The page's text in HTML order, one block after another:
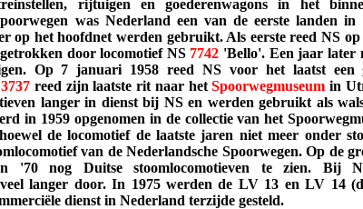
rijtuigen en goederenwagons in het
was Nederland een van de eerste landen
op het hoofdnet werden gebruikt. Als eerste reed NS op
door locomotief NS 7742 'Bello'. Een jaar later
Op 7 januari 1958 reed NS voor het laatst een
3737 reed zijn laatste rit naar hetSpoorwegmuseum in
langer in dienst bij NS en werden gebruikt als
in 1959 opgenomen in de collectie van het
de locomotief de laatste jaren niet meer onder
van de Nederlandsche Spoorwegen. Op de
nog Duitse stoomlocomotieven te zien. Bij
veel langer door. In 1975 werden de LV 13 en LV 14
dienst in Nederland terzijde gesteld.